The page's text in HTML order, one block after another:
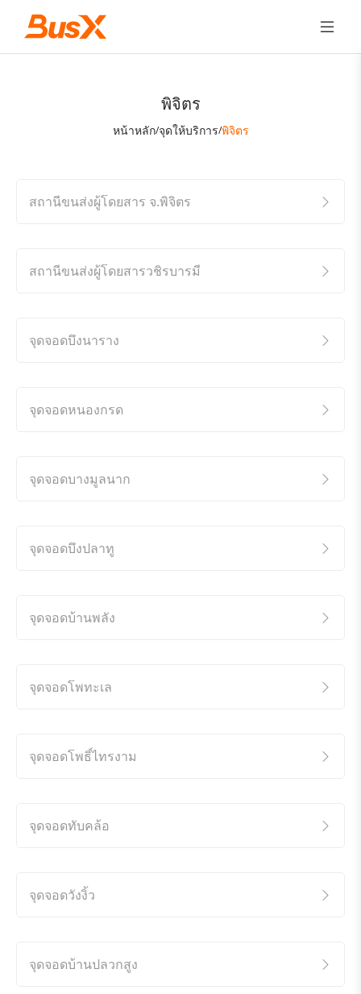
พิจิตร
หน้าหลัก/จุดให้บริการ/พิจิตร
สถานีขนส่งผู้โดยสาร จ.พิจิตร
สถานีขนส่งผู้โดยสารวชิรบารมี
จุดจอดบึงนาราง
จุดจอดหนองกรด
จุดจอดบางมูลนาก
จุดจอดบึงปลาทู
จุดจอดบ้านพลัง
จุดจอดโพทะเล
จุดจอดโพธิ์ไทรงาม
จุดจอดทับคล้อ
จุดจอดวังงิ้ว
จุดจอดบ้านปลวกสูง